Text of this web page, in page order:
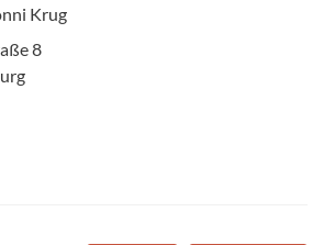
Krug
8